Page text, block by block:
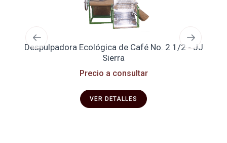
Despulpadora Ecológica de Café No. 2 1/2 - JJ
Sierra
Precio a consultar
VER DETALLES